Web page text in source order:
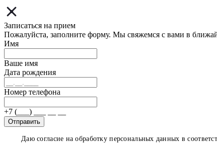
Записаться на прием
Пожалуйста, заполните форму. Мы свяжемся с вами в
Имя
Ваше имя
Дата рождения
Номер телефона
+7 (___) ___ __ __
Отправить
Даю согласие на обработку персональных данных в